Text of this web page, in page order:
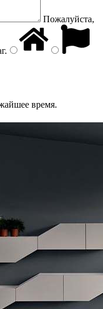
Пожалуйста,
.
время.